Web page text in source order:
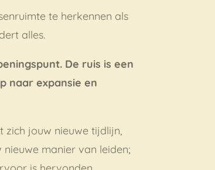
te herkennen als
alles.
De ruis is een
naar expansie en
zich jouw nieuwe tijdlijn,
manier van leiden;